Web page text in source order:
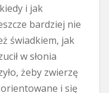
i jak
bardziej nie
świadkiem, jak
w słonia
żeby zwierzę
i się